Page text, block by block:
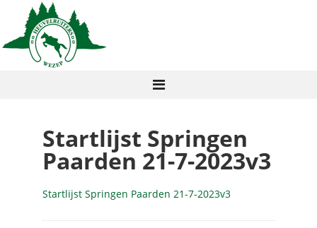
Startlijst Springen
Paarden 21-7-2023v3
Startlijst Springen Paarden 21-7-2023v3